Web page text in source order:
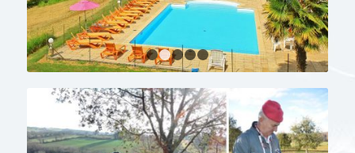
1 2 3 4 5